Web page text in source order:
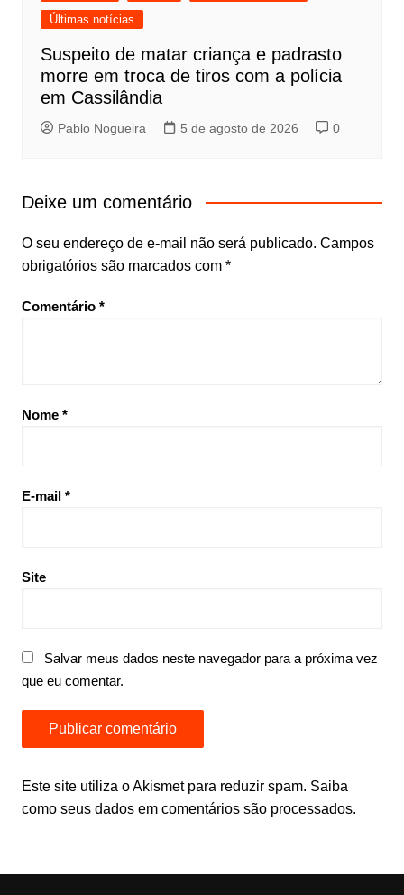
Últimas notícias
Suspeito de matar criança e padrasto
morre em troca de tiros com a polícia
em Cassilândia
Pablo Nogueira 5 de agosto de 2026 0
Deixe um comentário
O seu endereço de e-mail não será publicado. Campos
obrigatórios são marcados com *
Comentário *
Nome *
E-mail *
Site
Salvar meus dados neste navegador para a próxima vez
que eu comentar.
Este site utiliza o Akismet para reduzir spam. Saiba
como seus dados em comentários são processados.